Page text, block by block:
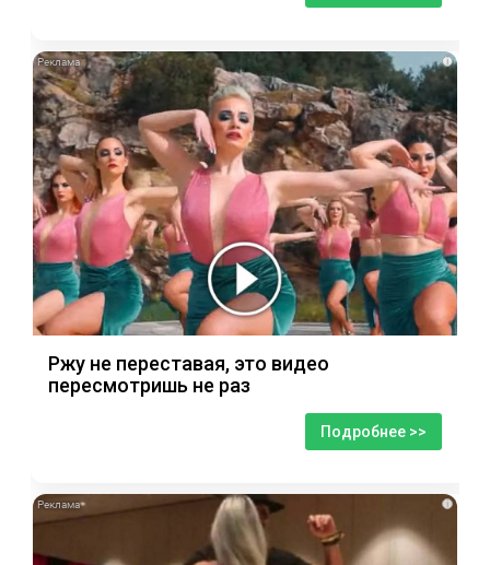
i
Ржу не переставая, это видео
пересмотришь не раз
Подробнее >>
i